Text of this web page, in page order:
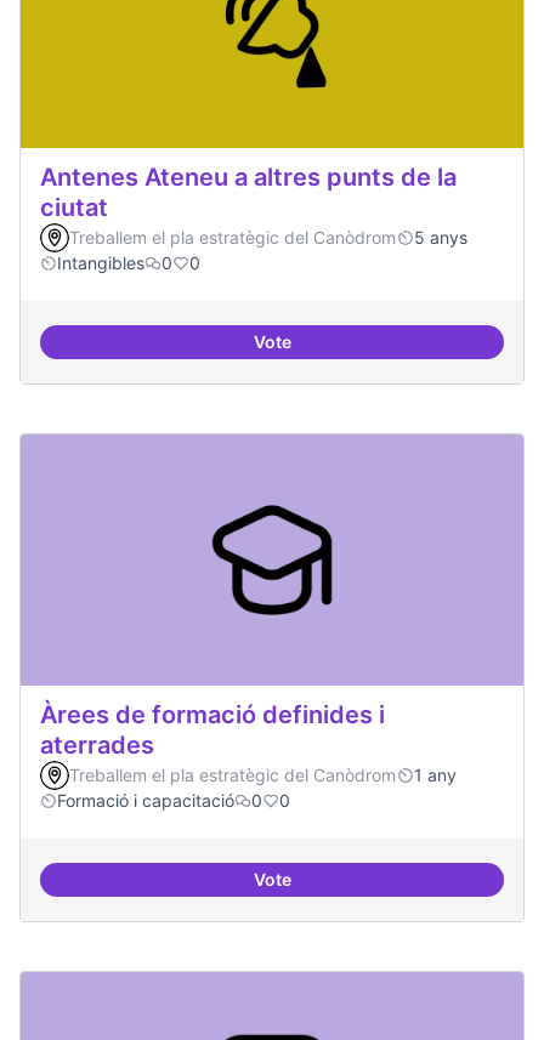
Antenes Ateneu a altres punts de la
ciutat
Treballem el pla estratègic del Canòdrom
5 anys
Intangibles
0 0
VoteAntenes Ateneu a altres punts
Àrees de formació definides i
aterrades
Treballem el pla estratègic del Canòdrom
1 any
Formació i capacitació
0 0
VoteÀrees de formació definides i